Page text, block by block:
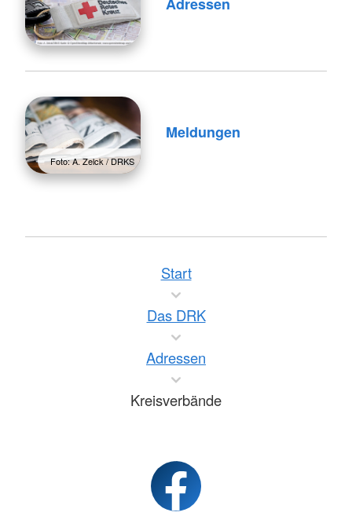
Foto: A. Zelck / DRKS
Meldungen
Start
Das DRK
Adressen
Kreisverbände